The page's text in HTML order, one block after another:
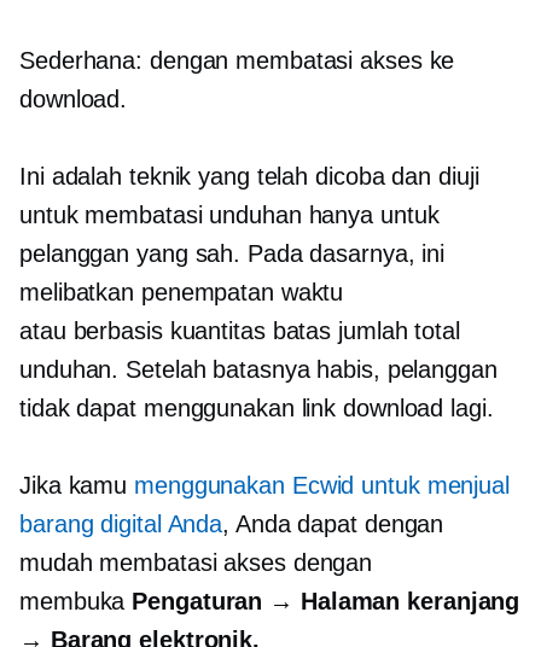
Sederhana: dengan membatasi akses ke
download.
Ini adalah teknik yang telah dicoba dan diuji
untuk membatasi unduhan hanya untuk
pelanggan yang sah. Pada dasarnya, ini
melibatkan penempatan waktu
atau berbasis kuantitasbatas jumlah total
unduhan. Setelah batasnya habis, pelanggan
tidak dapat menggunakan link download lagi.
Jika kamu menggunakan Ecwid untuk menjual
barang digital Anda, Anda dapat dengan
mudah membatasi akses dengan
membuka Pengaturan → Halaman keranjang
→ Barang elektronik.